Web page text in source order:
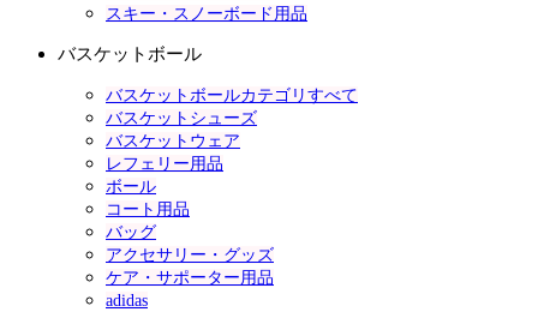
スキー・スノーボード用品
バスケットボール
バスケットボールカテゴリすべて
バスケットシューズ
バスケットウェア
レフェリー用品
ボール
コート用品
バッグ
アクセサリー・グッズ
ケア・サポーター用品
adidas